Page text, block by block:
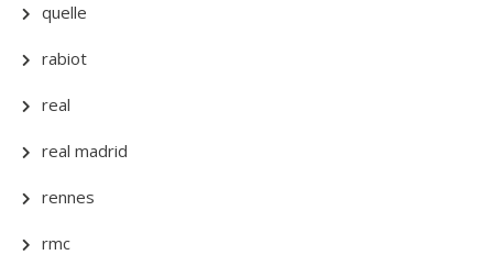
quelle
rabiot
real
real madrid
rennes
rmc